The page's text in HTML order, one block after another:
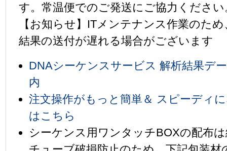
す。常温便でのご発送にご協力ください
【お知らせ】ITメンテナンス作業のた
結果の送付が遅れる場合がございます
DNAシーケンスサービス 解析結果デ
内
注文操作がもっと簡単＆ スピーディ
はこちら
シーケンス用ワンタッチBOXの配布